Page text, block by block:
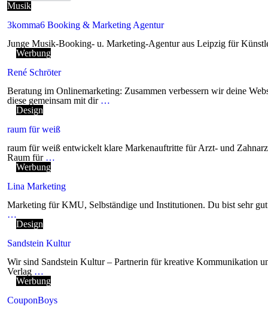
Musik
3komma6 Booking & Marketing Agentur
Junge Musik-Booking- u. Marketing-Agentur aus Leipzig für
Werbung
René Schröter
Beratung im Onlinemarketing: Zusammen verbessern wir deine
diese gemeinsam mit dir …
Design
raum für weiß
raum für weiß entwickelt klare Markenauftritte für Arzt- und
Raum für …
Werbung
Lina Marketing
Marketing für KMU, Selbständige und Institutionen. Du bist sehr
…
Design
Sandstein Kultur
Wir sind Sandstein Kultur – Partnerin für kreative Kommunikation
Verlag …
Werbung
CouponBoys